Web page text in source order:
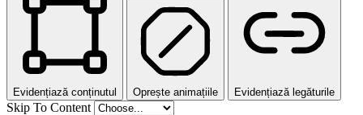
Evidențiază conținutul Oprește animațiile Evidențiază legăturile
Skip To Content